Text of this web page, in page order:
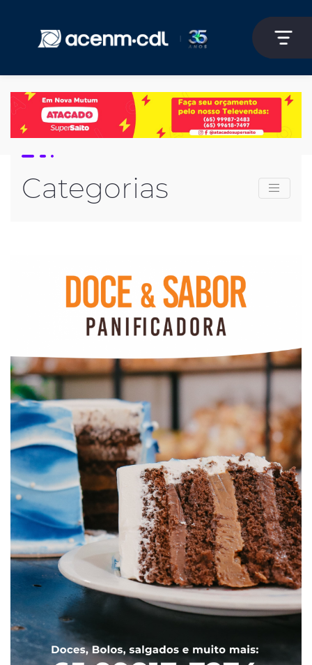
Categorias